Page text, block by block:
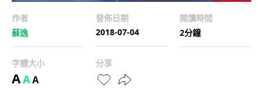
作者
蘇逸
發佈日期
2018-07-04
閱讀時間
2分鐘
字體大小
AAA
分享